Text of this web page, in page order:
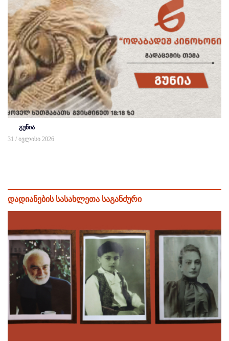
გუნია
31 / ივლისი 2026
დადიანების სასახლეთა საგანძური